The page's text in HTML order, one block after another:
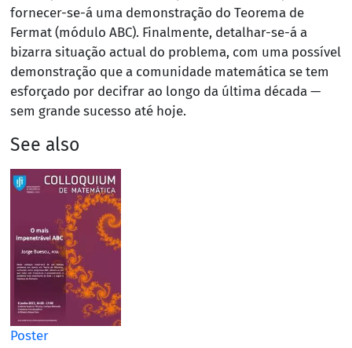
fornecer-se-á uma demonstração do Teorema de
Fermat (módulo ABC). Finalmente, detalhar-se-á a
bizarra situação actual do problema, com uma possível
demonstração que a comunidade matemática se tem
esforçado por decifrar ao longo da última década —
sem grande sucesso até hoje.
See also
Poster